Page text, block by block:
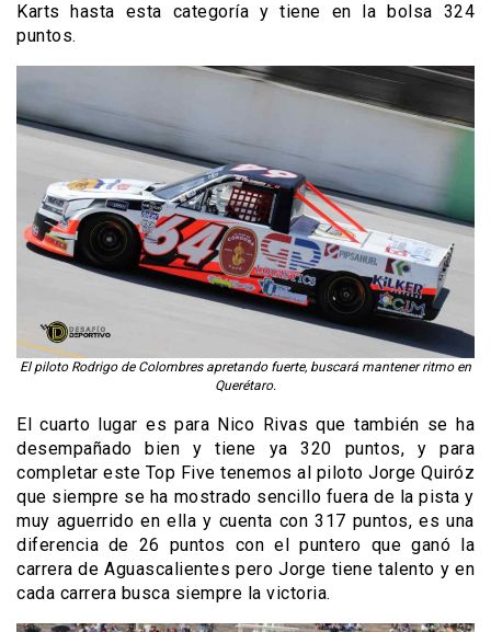
Karts hasta esta categoría y tiene en la bolsa 324
puntos.
El piloto Rodrigo de Colombres apretando fuerte, buscará mantener ritmo en
Querétaro.
El cuarto lugar es para Nico Rivas que también se ha
desempañado bien y tiene ya 320 puntos, y para
completar este Top Five tenemos al piloto Jorge Quiróz
que siempre se ha mostrado sencillo fuera de la pista y
muy aguerrido en ella y cuenta con 317 puntos, es una
diferencia de 26 puntos con el puntero que ganó la
carrera de Aguascalientes pero Jorge tiene talento y en
cada carrera busca siempre la victoria.